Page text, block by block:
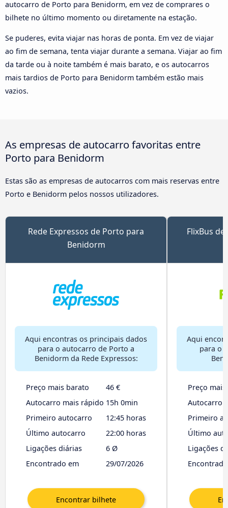
autocarro de Porto para Benidorm, em vez de comprares o
bilhete no último momento ou diretamente na estação.
Se puderes, evita viajar nas horas de ponta. Em vez de viajar
ao fim de semana, tenta viajar durante a semana. Viajar ao fim
da tarde ou à noite também é mais barato, e os autocarros
mais tardios de Porto para Benidorm também estão mais
vazios.
As empresas de autocarro favoritas entre
Porto para Benidorm
Estas são as empresas de autocarros com mais reservas entre
Porto e Benidorm pelos nossos utilizadores.
Rede Expressos de Porto para
Benidorm
Aqui encontras os principais dados
para o autocarro de Porto a
Benidorm da Rede Expressos:
Preço mais barato
46 €
Autocarro mais rápido 15h 0min
Primeiro autocarro
12:45 horas
Último autocarro
22:00 horas
Ligações diárias
6 Ø
Encontrado em
29/07/2026
FlixBus
Aqui
para o
Preço
Autocarro
Primeiro
Último
Ligações